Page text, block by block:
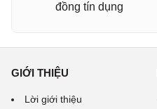
đồng tín dụng
GIỚI THIỆU
Lời giới thiệu